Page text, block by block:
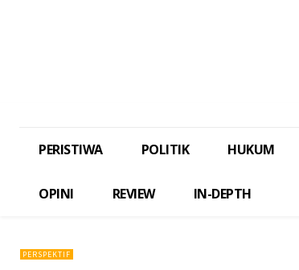
PERISTIWA POLITIK HUKUM
OPINI REVIEW IN-DEPTH
PERSPEKTIF